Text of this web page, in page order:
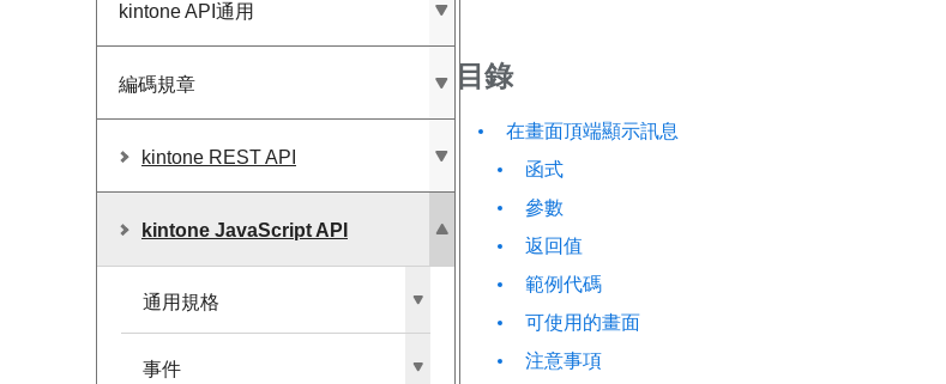
kintone API通用
編碼規章
kintone REST API
kintone JavaScript API
通用規格
事件
目錄
在畫面頂端顯示訊息
函式
參數
返回值
範例代碼
可使用的畫面
注意事項